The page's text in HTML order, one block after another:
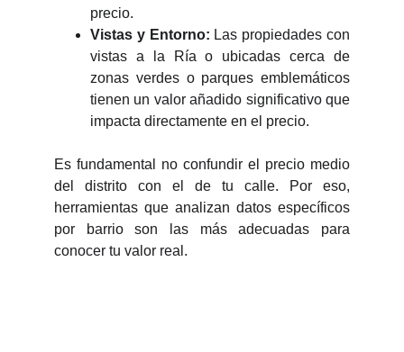
precio.
Vistas y Entorno: Las propiedades con
vistas a la Ría o ubicadas cerca de
zonas verdes o parques emblemáticos
tienen un valor añadido significativo que
impacta directamente en el precio.
Es fundamental no confundir el precio medio
del distrito con el de tu calle. Por eso,
herramientas que analizan datos específicos
por barrio son las más adecuadas para
conocer tu valor real.